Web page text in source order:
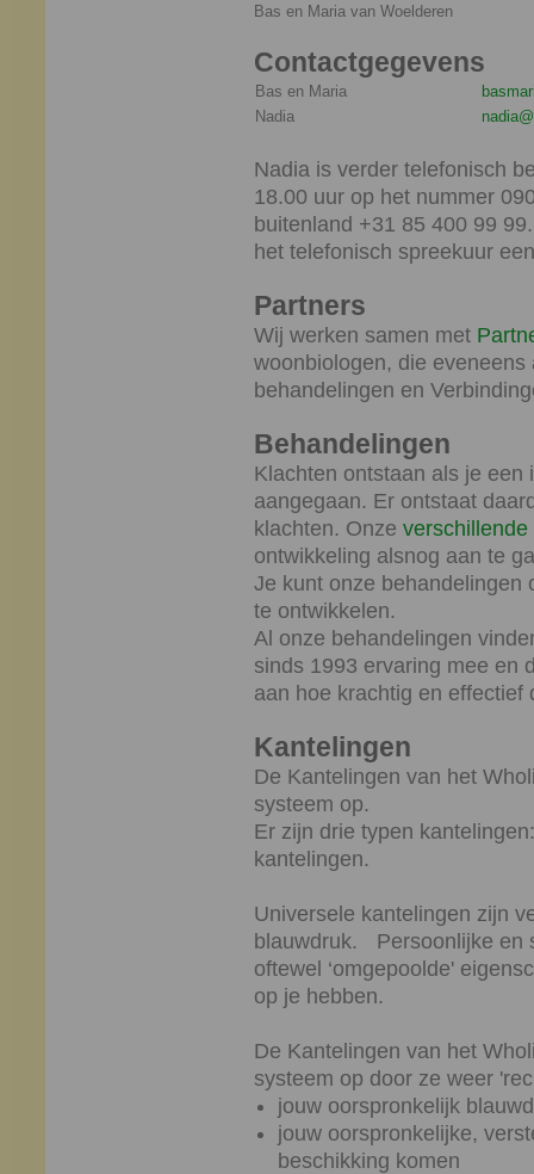
Bas en Maria van Woelderen
Contactgegevens
Bas en Maria
Nadia
Nadia is verder telefonisch
18.00 uur op het nummer
buitenland +31 85 400 99
het telefonisch spreekuur
Partners
Wij werken samen met
woonbiologen, die
behandelingen en
Behandelingen
Klachten ontstaan als je een
aangegaan. Er ontstaat
klachten. Onze
ontwikkeling alsnog aan te
Je kunt onze behandelingen
te ontwikkelen.
Al onze behandelingen
sinds 1993 ervaring mee en
aan hoe krachtig en effectief
Kantelingen
De Kantelingen van het
systeem op.
Er zijn drie typen
kantelingen.
Universele kantelingen zijn
blauwdruk. Persoonlijke en
oftewel ‘omgepoolde'
op je hebben.
De Kantelingen van het
systeem op door ze weer
jouw oorspronkelijk
jouw oorspronkelijke,
beschikking komen